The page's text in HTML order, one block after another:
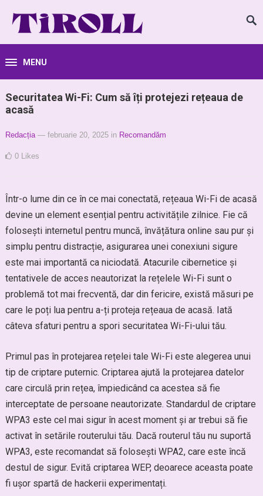
MENU
Securitatea Wi-Fi: Cum să îți protejezi rețeaua de
acasă
Redacția — februarie 20, 2025 in Recomandăm
0 Likes
Într-o lume din ce în ce mai conectată, rețeaua Wi-Fi de acasă
devine un element esențial pentru activitățile zilnice. Fie că
folosești internetul pentru muncă, învățătura online sau pur și
simplu pentru distracție, asigurarea unei conexiuni sigure
este mai importantă ca niciodată. Atacurile cibernetice și
tentativele de acces neautorizat la rețelele Wi-Fi sunt o
problemă tot mai frecventă, dar din fericire, există măsuri pe
care le poți lua pentru a-ți proteja rețeaua de acasă. Iată
câteva sfaturi pentru a spori securitatea Wi-Fi-ului tău.
Primul pas în protejarea rețelei tale Wi-Fi este alegerea unui
tip de criptare puternic. Criptarea ajută la protejarea datelor
care circulă prin rețea, împiedicând ca acestea să fie
interceptate de persoane neautorizate. Standardul de criptare
WPA3 este cel mai sigur în acest moment și ar trebui să fie
activat în setările routerului tău. Dacă routerul tău nu suportă
WPA3, este recomandat să folosești WPA2, care este încă
destul de sigur. Evită criptarea WEP, deoarece aceasta poate
fi ușor spartă de hackerii experimentați.